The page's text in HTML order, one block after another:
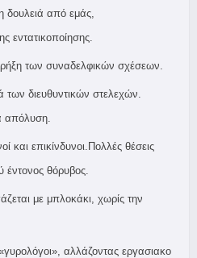
δουλειά από εμάς,
εντατικοποίησης.
ρήξη των συναδελφικών σχέσεων.
διευθυντικών στελεχών.
απόλυση.
και επικίνδυνοι.Πολλές θέσεις
έντονος θόρυβος.
με μπλοκάκι, χωρίς την
αλλάζοντας εργασιακο